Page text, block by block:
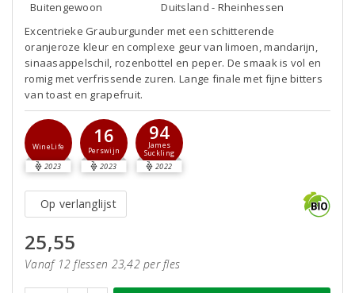
Buitengewoon
Duitsland - Rheinhessen
Excentrieke Grauburgunder met een schitterende
oranjeroze kleur en complexe geur van limoen, mandarijn,
sinaasappelschil, rozenbottel en peper. De smaak is vol en
romig met verfrissende zuren. Lange finale met fijne bitters
van toast en grapefruit.
WineLife
2023
16
Perswijn
2023
94
James
Suckling
2022
Op verlanglijst
25,55
Vanaf 12 flessen 23,42 per fles